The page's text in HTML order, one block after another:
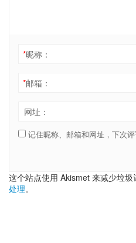
*昵称：
*邮箱：
网址：
记住昵称、邮箱和网址，下次
这个站点使用 Akismet 来减少垃圾
处理。